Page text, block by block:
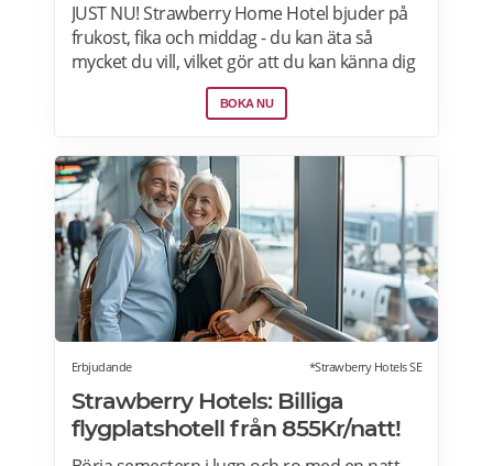
JUST NU! Strawberry Home Hotel bjuder på
frukost, fika och middag - du kan äta så
mycket du vill, vilket gör att du kan känna dig
som hemma. Välj mellan 50+ hotell i Norden
från 760kr per natt. Boka nu>>>
BOKA NU
Erbjudande *Strawberry Hotels SE
Strawberry Hotels: Billiga
flygplatshotell från 855Kr/natt!